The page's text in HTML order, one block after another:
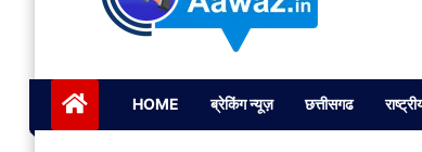
Janta ki Aawaz
HOME ब्रेकिंग न्यूज़ छत्तीसगढ